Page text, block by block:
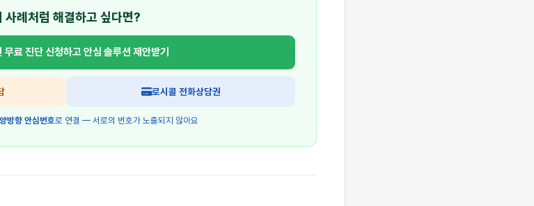
사례처럼 해결하고 싶다면?
무료 진단 신청하고안심 솔루션 제안받기
로시콜 전화상담권
방향 안심번호로 연결 — 서로의 번호가 노출되지 않아요